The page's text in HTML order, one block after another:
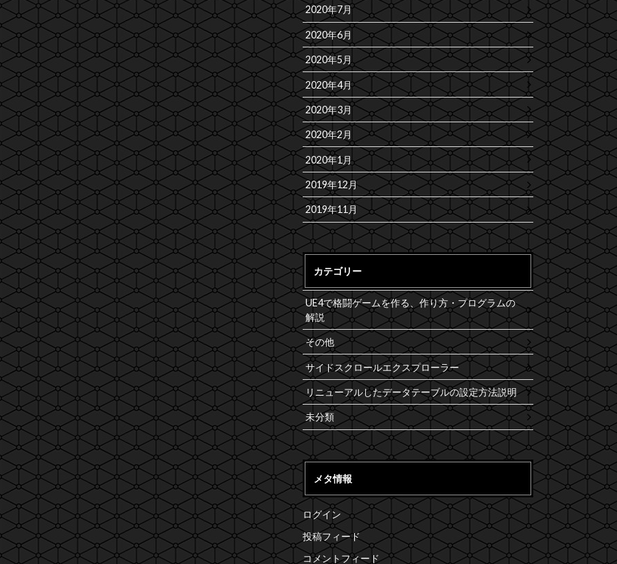
2020年7月
2020年6月
2020年5月
2020年4月
2020年3月
2020年2月
2020年1月
2019年12月
2019年11月
カテゴリー
UE4で格闘ゲームを作る、作り方・プログラムの
解説
その他
サイドスクロールエクスプローラー
リニューアルしたデータテーブルの設定方法説明
未分類
メタ情報
ログイン
投稿フィード
コメントフィード